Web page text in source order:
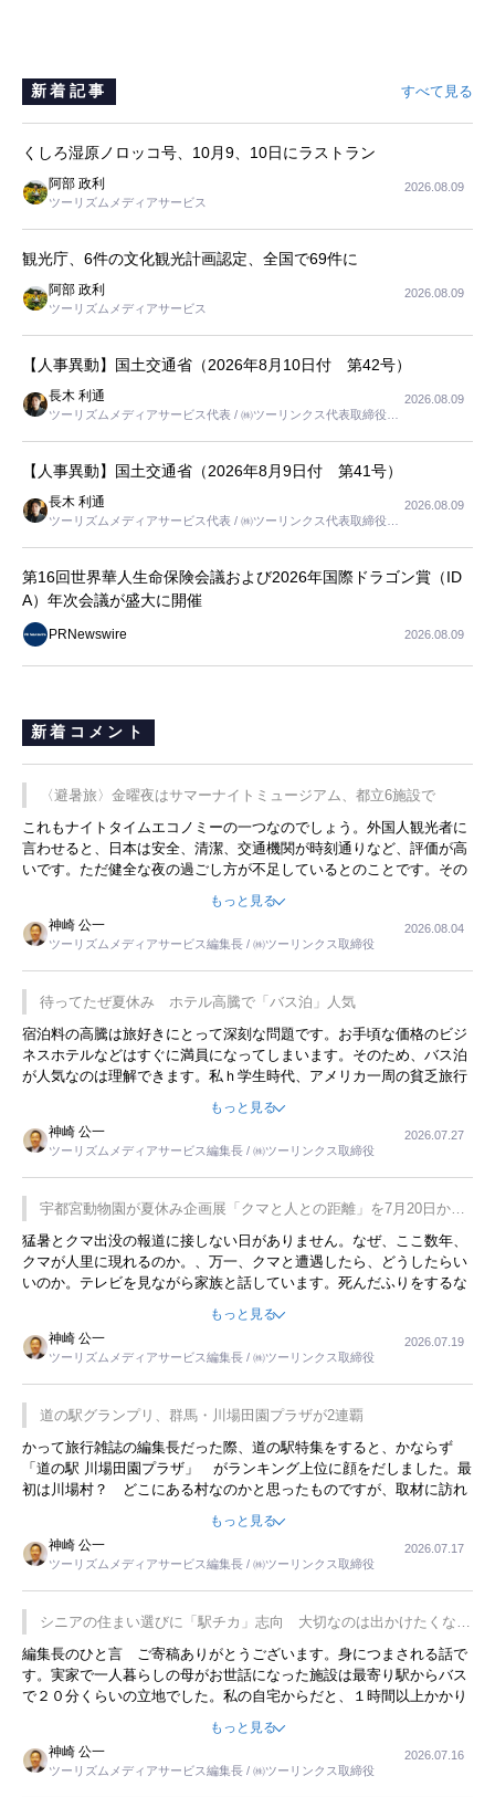
新着記事 すべて見る
くしろ湿原ノロッコ号、10月9、10日にラストラン
阿部 政利
ツーリズムメディアサービス
2026.08.09
観光庁、6件の文化観光計画認定、全国で69件に
阿部 政利
ツーリズムメディアサービス
2026.08.09
【人事異動】国土交通省（2026年8月10日付 第42号）
長木 利通
ツーリズムメディアサービス代表 / ㈱ツーリンクス代表取締役社
2026.08.09
【人事異動】国土交通省（2026年8月9日付 第41号）
長木 利通
ツーリズムメディアサービス代表 / ㈱ツーリンクス代表取締役社
2026.08.09
第16回世界華人生命保険会議および2026年国際ドラゴン賞（ID
A）年次会議が盛大に開催
PRNewswire 2026.08.09
新着コメント
〈避暑旅〉金曜夜はサマーナイトミュージアム、都立6施設で
これもナイトタイムエコノミーの一つなのでしょう。外国人観光者に
言わせると、日本は安全、清潔、交通機関が時刻通りなど、評価が高
いです。ただ健全な夜の過ごし方が不足しているとのことです。その
限らず外国人にとっても楽しみが増えるでしょうね。
もっと見る
神崎 公一
ツーリズムメディアサービス編集長 / ㈱ツーリンクス取締役
2026.08.04
待ってたぜ夏休み ホテル高騰で「バス泊」人気
宿泊料の高騰は旅好きにとって深刻な問題です。お手頃な価格のビジ
ネスホテルなどはすぐに満員になってしまいます。そのため、バス泊
が人気なのは理解できます。私ｈ学生時代、アメリカ一周の貧乏旅行
用してホテル代を浮かせていました。ただし、若いからできたことで
す。若い人が夜行バスで京都に行った、青森に行ったと聞くと、疲れ
が残らないのかなと思ってしまいます。
もっと見る
神崎 公一
ツーリズムメディアサービス編集長 / ㈱ツーリンクス取締役
2026.07.27
宇都宮動物園が夏休み企画展「クマと人との距離」を7月20日から
開催
猛暑とクマ出没の報道に接しない日がありません。なぜ、ここ数年、
クマが人里に現れるのか。、万一、クマと遭遇したら、どうしたらい
いのか。テレビを見ながら家族と話しています。死んだふりをするな
もっと見る
神崎 公一
ツーリズムメディアサービス編集長 / ㈱ツーリンクス取締役
2026.07.19
道の駅グランプリ、群馬・川場田園プラザが2連覇
かって旅行雑誌の編集長だった際、道の駅特集をすると、かならず
「道の駅 川場田園プラザ」 がランキング上位に顔をだしました。最
初は川場村？ どこにある村なのかと思ったものですが、取材に訪れ
した。プレゼンも巧みで、今でも思い出すことが２つあります。一つ
は、従業員に東京ディズニーランドを見学させ、サービス業、接客業
の何かを理解してもらっていることです。 もう一つは1800円もする
プレミアムヨーグルトを販売するにあたり、社内に懸念もあったそう
です。永井社長は、駐車場に都内ナンバーの高級外車が停まっている
ことに目をつけ、高級商品でも売れると確信したそうです。今回の記
事を懐かしく読みました。
もっと見る
神崎 公一
ツーリズムメディアサービス編集長 / ㈱ツーリンクス取締役
2026.07.17
シニアの住まい選びに「駅チカ」志向 大切なのは出かけたくなる
暮らし
編集長のひと言 ご寄稿ありがとうございます。身につまされる話で
す。実家で一人暮らしの母がお世話になった施設は最寄り駅からバス
で２０分くらいの立地でした。私の自宅からだと、１時間以上かかり
すが、私と妹にとっては、半日仕事ででした。シニアの住まい選び
は、当人だけではなく、世話をする家族の足の便も考えない外池ない
と思いました。
もっと見る
神崎 公一
ツーリズムメディアサービス編集長 / ㈱ツーリンクス取締役
2026.07.16